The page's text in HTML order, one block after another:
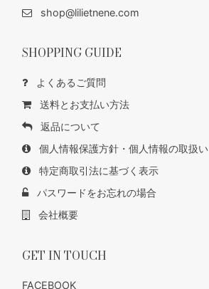
shop@lilietnene.com
SHOPPING GUIDE
よくあるご質問
送料とお支払い方法
返品について
個人情報保護方針・個人情報の取扱い
特定商取引法に基づく表示
パスワードをお忘れの場合
会社概要
GET IN TOUCH
FACEBOOK